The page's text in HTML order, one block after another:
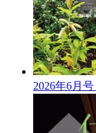
2026年6月号